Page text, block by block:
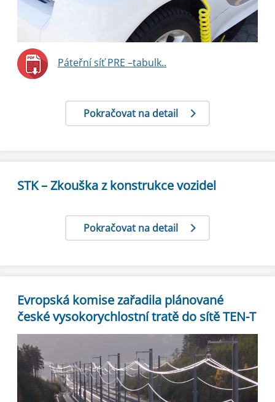
Páteřní síť PRE –tabulk..
Pokračovat na detail
STK – Zkouška z konstrukce vozidel
Pokračovat na detail
Evropská komise zařadila plánované
české vysokorychlostní tratě do sítě TEN-T